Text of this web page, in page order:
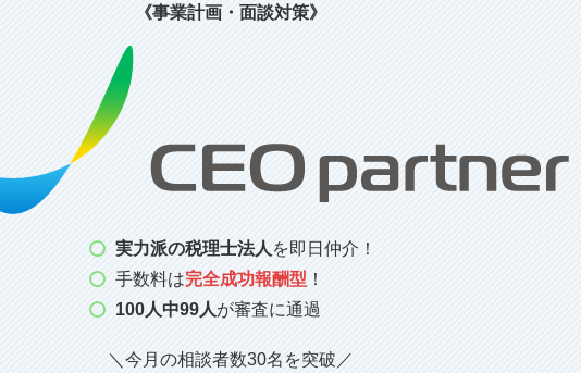
《事業計画・面談対策》
実力派の税理士法人を即日仲介！
手数料は完全成功報酬型 ！
100人中99人が審査に通過
＼今月の相談者数30名を突破／